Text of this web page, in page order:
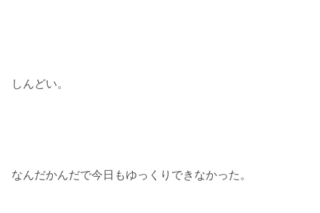
しんどい。
なんだかんだで今日もゆっくりできなかった。